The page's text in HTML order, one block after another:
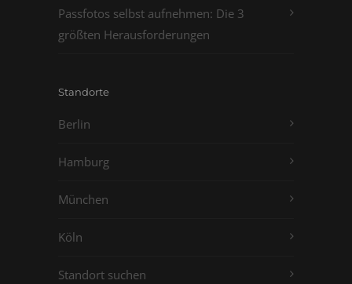
Passfotos selbst aufnehmen: Die 3
größten Herausforderungen
Standorte
Berlin
Hamburg
München
Köln
Standort suchen